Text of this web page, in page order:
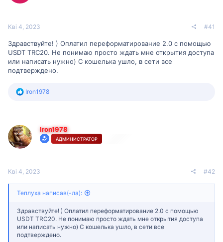
Кві 4, 2023 #41
Здравствуйте! ) Оплатил переформатирование 2.0 с помощью
USDT TRC20. Не понимаю просто ждать мне открытия доступа
или написать нужно) С кошелька ушло, в сети все
подтверждено.
Р
і
ї
:
Iron1978
Iron1978
АДМИНИСТРАТОР
Кві 4, 2023 #42
Теплуха написав(-ла):
Здравствуйте! ) Оплатил переформатирование 2.0 с помощью
USDT TRC20. Не понимаю просто ждать мне открытия доступа
или написать нужно) С кошелька ушло, в сети все
подтверждено.